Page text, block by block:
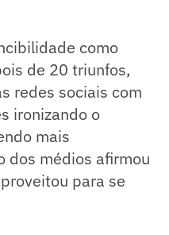
como
de 20 triunfos,
redes sociais com
ironizando o
mais
dos médios afirmou
para se